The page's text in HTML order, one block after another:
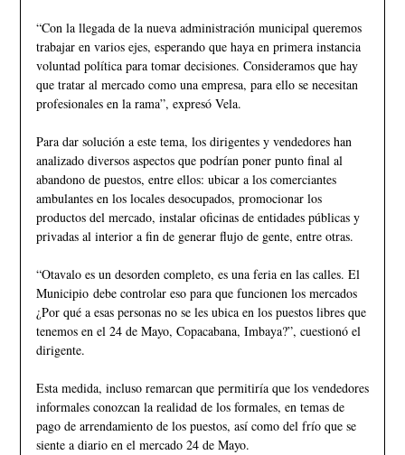
“Con la llegada de la nueva administración municipal queremos
trabajar en varios ejes, esperando que haya en primera instancia
voluntad política para tomar decisiones. Consideramos que hay
que tratar al mercado como una empresa, para ello se necesitan
profesionales en la rama”, expresó Vela.
Para dar solución a este tema, los dirigentes y vendedores han
analizado diversos aspectos que podrían poner punto final al
abandono de puestos, entre ellos: ubicar a los comerciantes
ambulantes en los locales desocupados, promocionar los
productos del mercado, instalar oficinas de entidades públicas y
privadas al interior a fin de generar flujo de gente, entre otras.
“Otavalo es un desorden completo, es una feria en las calles. El
Municipio debe controlar eso para que funcionen los mercados
¿Por qué a esas personas no se les ubica en los puestos libres que
tenemos en el 24 de Mayo, Copacabana, Imbaya?”, cuestionó el
dirigente.
Esta medida, incluso remarcan que permitiría que los vendedores
informales conozcan la realidad de los formales, en temas de
pago de arrendamiento de los puestos, así como del frío que se
siente a diario en el mercado 24 de Mayo.